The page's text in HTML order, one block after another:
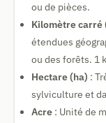
ou de pièces.
Kilomètre carré
étendues
ou des forêts. 1
Hectare (ha) :
sylviculture et
Acre : Unité de